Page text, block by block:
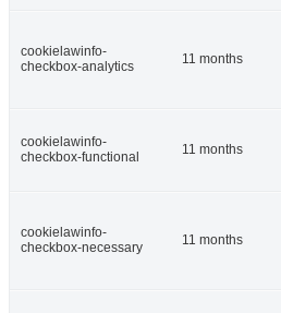
cookielawinfo-
checkbox-analytics
11 months
cookielawinfo-
checkbox-functional
11 months
cookielawinfo-
checkbox-necessary
11 months